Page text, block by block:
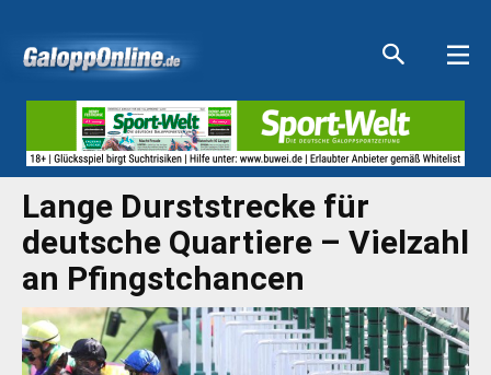
Lange Durststrecke für
deutsche Quartiere – Vielzahl
an Pfingstchancen